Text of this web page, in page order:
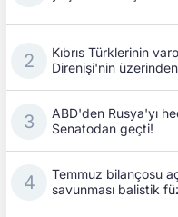
Kıbrıs Türklerinin
Direnişi'nin
ABD'den Rusya'yı
Senatodan geçti!
Temmuz bilançosu
savunması balistik